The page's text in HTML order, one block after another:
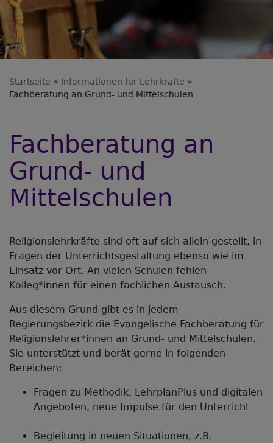
Startseite
Informationen für Lehrkräfte
Fachberatung an Grund- und Mittelschulen
Fachberatung an
Grund- und
Mittelschulen
Religionslehrkräfte sind oft auf sich allein gestellt, in
Fragen der Unterrichtsgestaltung ebenso wie im
Einsatz vor Ort. An vielen Schulen fehlen
Kolleg*innen für einen fachlichen Austausch.
Aus diesem Grund gibt es in jedem
Regierungsbezirk die Evangelische Fachberatung für
Religionslehrer*innen an Grund- und Mittelschulen.
Sie unterstützt und berät gerne in folgenden
Bereichen:
Fragen zu Methodik, LehrplanPlus und digitalen
Angeboten, neue Impulse für den Unterricht
Begleitung in neuen Situationen, z.B.